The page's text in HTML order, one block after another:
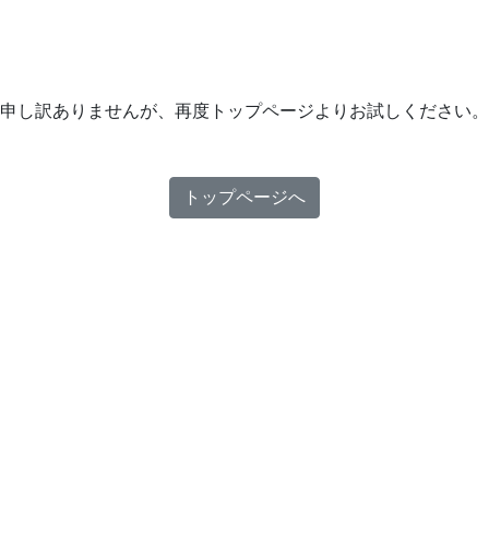
申し訳ありませんが、再度トップページよりお試しください。
トップページへ